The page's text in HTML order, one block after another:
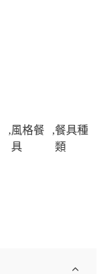
,風格餐
具
,餐具種
類